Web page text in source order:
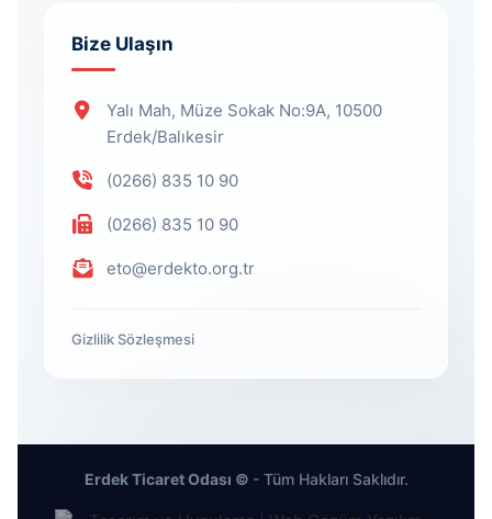
Bize Ulaşın
Yalı Mah, Müze Sokak No:9A, 10500
Erdek/Balıkesir
(0266) 835 10 90
(0266) 835 10 90
eto@erdekto.org.tr
Gizlilik Sözleşmesi
Erdek Ticaret Odası © - Tüm Hakları Saklıdır.